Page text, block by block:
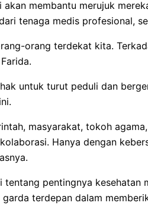
membantu merujuk
tenaga medis profesional,
orang terdekat kita.
untuk turut peduli dan
masyarakat, tokoh
Hanya dengan
pentingnya kesehatan
terdepan dalam